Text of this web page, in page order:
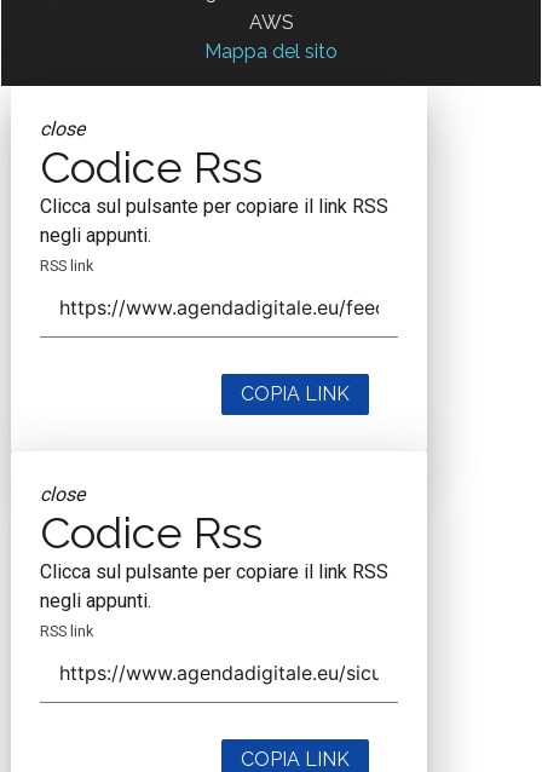
AWS
Mappa del sito
close
Codice Rss
Clicca sul pulsante per copiare il link RSS
negli appunti.
RSS link
COPIA LINK
close
Codice Rss
Clicca sul pulsante per copiare il link RSS
negli appunti.
RSS link
COPIA LINK